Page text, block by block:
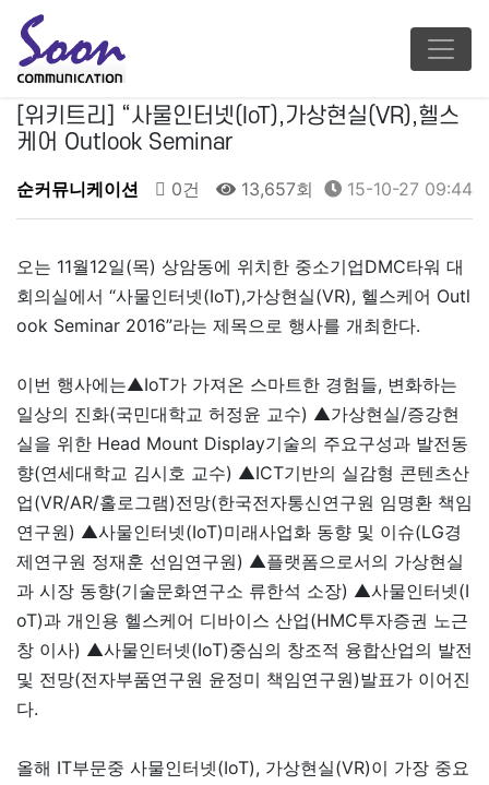
[위키트리] “사물인터넷(IoT),가상현실(VR),헬스
케어 Outlook Seminar
순커뮤니케이션 0건 13,657회 15-10-27 09:44
오는 11월12일(목) 상암동에 위치한 중소기업DMC타워 대
회의실에서 “사물인터넷(IoT),가상현실(VR), 헬스케어 Outl
ook Seminar 2016”라는 제목으로 행사를 개최한다.
이번 행사에는▲IoT가 가져온 스마트한 경험들, 변화하는
일상의 진화(국민대학교 허정윤 교수) ▲가상현실/증강현
실을 위한 Head Mount Display기술의 주요구성과 발전동
향(연세대학교 김시호 교수) ▲ICT기반의 실감형 콘텐츠산
업(VR/AR/홀로그램)전망(한국전자통신연구원 임명환 책임
연구원) ▲사물인터넷(IoT)미래사업화 동향 및 이슈(LG경
제연구원 정재훈 선임연구원) ▲플랫폼으로서의 가상현실
과 시장 동향(기술문화연구소 류한석 소장) ▲사물인터넷(I
oT)과 개인용 헬스케어 디바이스 산업(HMC투자증권 노근
창 이사) ▲사물인터넷(IoT)중심의 창조적 융합산업의 발전
및 전망(전자부품연구원 윤정미 책임연구원)발표가 이어진
다.
올해 IT부문중 사물인터넷(IoT), 가상현실(VR)이 가장 중요